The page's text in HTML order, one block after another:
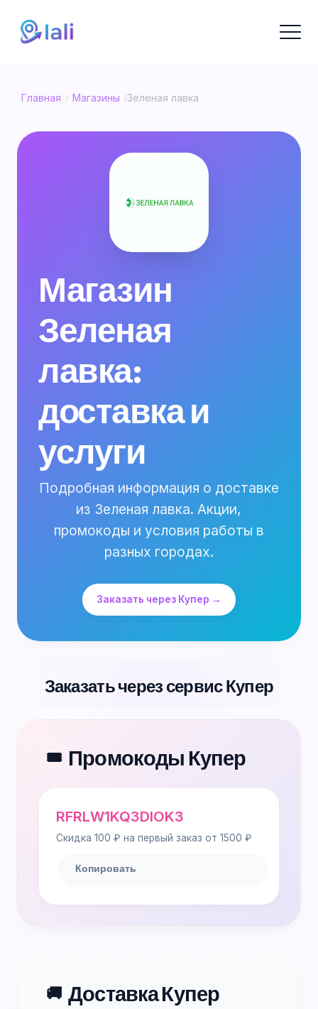
Главная / Магазины /Зеленая лавка
Магазин
Зеленая
лавка:
доставка и
услуги
Подробная информация о доставке
из Зеленая лавка. Акции,
промокоды и условия работы в
разных городах.
Заказать через Купер →
Заказать через сервис Купер
🎟️ Промокоды Купер
RFRLW1KQ3DIOK3
Скидка 100 ₽ на первый заказ от 1500 ₽
Копировать
🚚 Доставка Купер